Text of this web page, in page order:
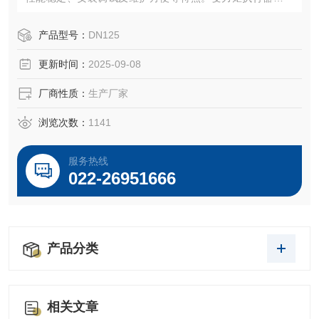
产品型号： DN125
更新时间： 2025-09-08
厂商性质： 生产厂家
浏览次数： 1141
服务热线
022-26951666
产品分类
相关文章